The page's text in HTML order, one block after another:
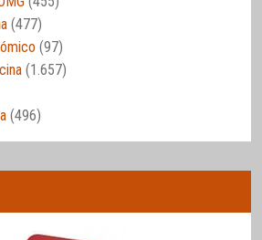
(477)
(97)
(1.657)
(496)